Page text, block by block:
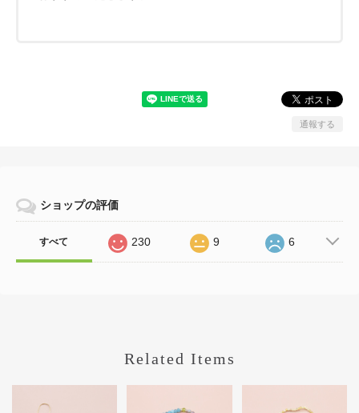
通報する
ショップの評価
すべて 230 9 6
Related Items